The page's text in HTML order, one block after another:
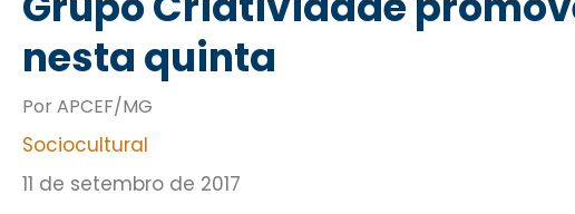
nesta quinta
Por APCEF/MG
Sociocultural
11 de setembro de 2017